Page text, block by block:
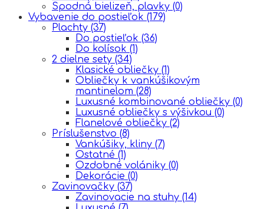
Spodná bielizeň, plavky (0)
Vybavenie do postieľok (179)
Plachty (37)
Do postieľok (36)
Do kolísok (1)
2 dielne sety (34)
Klasické obliečky (1)
Obliečky k vankúšikovým
mantinelom (28)
Luxusné kombinované obliečky (0)
Luxusné obliečky s výšivkou (0)
Flanelové obliečky (2)
Príslušenstvo (8)
Vankúšiky, kliny (7)
Ostatné (1)
Ozdobné volániky (0)
Dekorácie (0)
Zavinovačky (37)
Zavinovacie na stuhy (14)